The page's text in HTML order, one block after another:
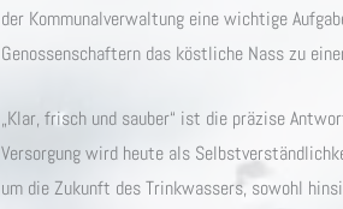
der Kommunalverwaltung eine wichtige
Genossenschaftern das köstliche Nass zu
„Klar, frisch und sauber“ ist die präzise
Versorgung wird heute als
um die Zukunft des Trinkwassers, sowohl